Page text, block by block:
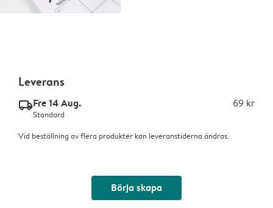
Leverans
delivery_standard_v2Fre 14 Aug. 69 kr
Standard
Vid beställning av flera produkter kan leveranstiderna ändras.
Börja skapa